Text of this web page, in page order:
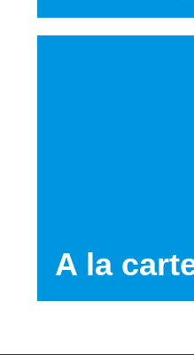
A la